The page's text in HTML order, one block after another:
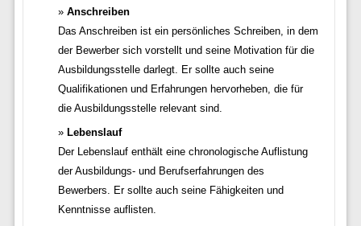
Anschreiben
Das Anschreiben ist ein persönliches Schreiben, in dem
der Bewerber sich vorstellt und seine Motivation für die
Ausbildungsstelle darlegt. Er sollte auch seine
Qualifikationen und Erfahrungen hervorheben, die für
die Ausbildungsstelle relevant sind.
Lebenslauf
Der Lebenslauf enthält eine chronologische Auflistung
der Ausbildungs- und Berufserfahrungen des
Bewerbers. Er sollte auch seine Fähigkeiten und
Kenntnisse auflisten.